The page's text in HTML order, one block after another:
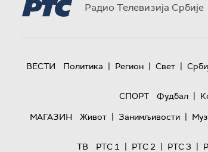
Радио Телевизија Србије
ВЕСТИ Политика | Регион | Свет |
СПОРТ
Фудбал |
МАГАЗИН
Живот | Занимљивости |
ТВ
РТС 1 | РТС 2 | РТС 3 |